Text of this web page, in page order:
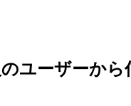
ユーザーから